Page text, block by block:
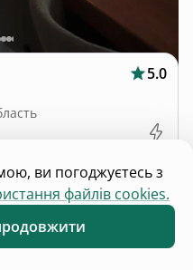
5.0
ви погоджуєтесь з
файлів cookies.